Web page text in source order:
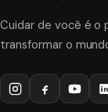
Cuidar de você é o
transformar o